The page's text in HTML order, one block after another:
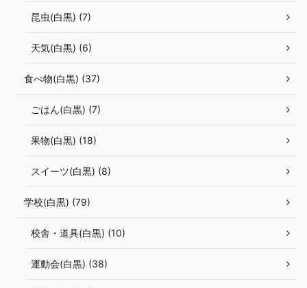
昆虫(白黒) (7)
天気(白黒) (6)
食べ物(白黒) (37)
ごはん(白黒) (7)
果物(白黒) (18)
スイーツ(白黒) (8)
学校(白黒) (79)
校舎・道具(白黒) (10)
運動会(白黒) (38)